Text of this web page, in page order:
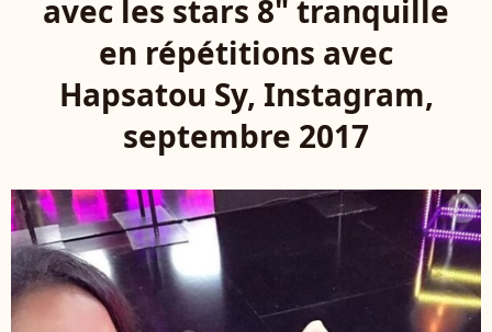
avec les stars 8" tranquille
en répétitions avec
Hapsatou Sy, Instagram,
septembre 2017